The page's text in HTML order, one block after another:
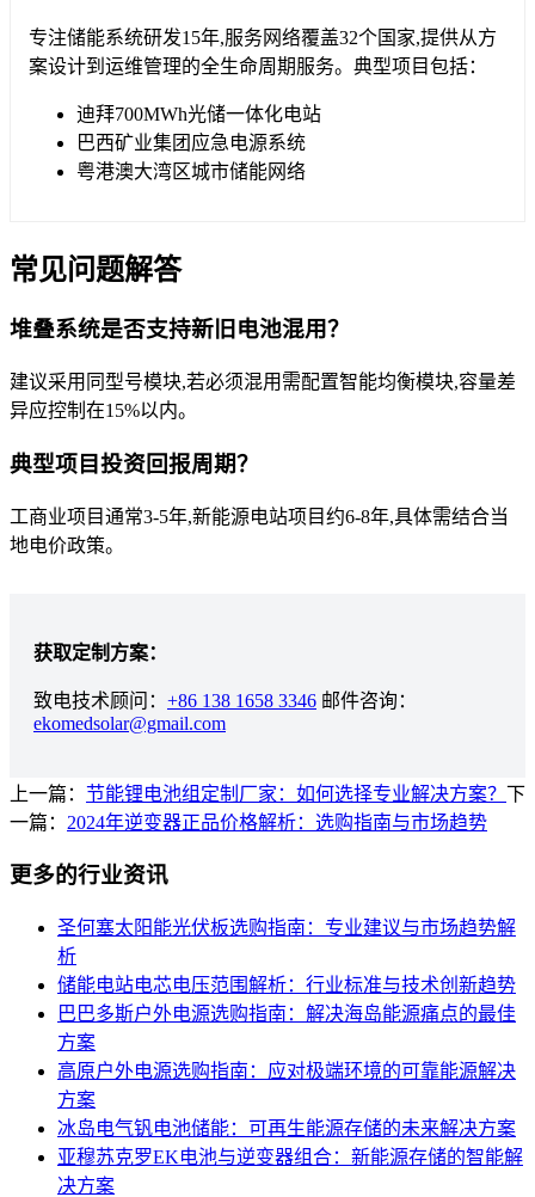
专注储能系统研发15年,服务网络覆盖32个国家,提供从方
案设计到运维管理的全生命周期服务。典型项目包括：
迪拜700MWh光储一体化电站
巴西矿业集团应急电源系统
粤港澳大湾区城市储能网络
常见问题解答
堆叠系统是否支持新旧电池混用？
建议采用同型号模块,若必须混用需配置智能均衡模块,容量差
异应控制在15%以内。
典型项目投资回报周期？
工商业项目通常3-5年,新能源电站项目约6-8年,具体需结合当
地电价政策。
获取定制方案：
致电技术顾问： +86 138 1658 3346 邮件咨询：
ekomedsolar@gmail.com
上一篇： 节能锂电池组定制厂家：如何选择专业解决方案？ 下
一篇： 2024年逆变器正品价格解析：选购指南与市场趋势
更多的行业资讯
圣何塞太阳能光伏板选购指南：专业建议与市场趋势解
析
储能电站电芯电压范围解析：行业标准与技术创新趋势
巴巴多斯户外电源选购指南：解决海岛能源痛点的最佳
方案
高原户外电源选购指南：应对极端环境的可靠能源解决
方案
冰岛电气钒电池储能：可再生能源存储的未来解决方案
亚穆苏克罗EK电池与逆变器组合：新能源存储的智能解
决方案